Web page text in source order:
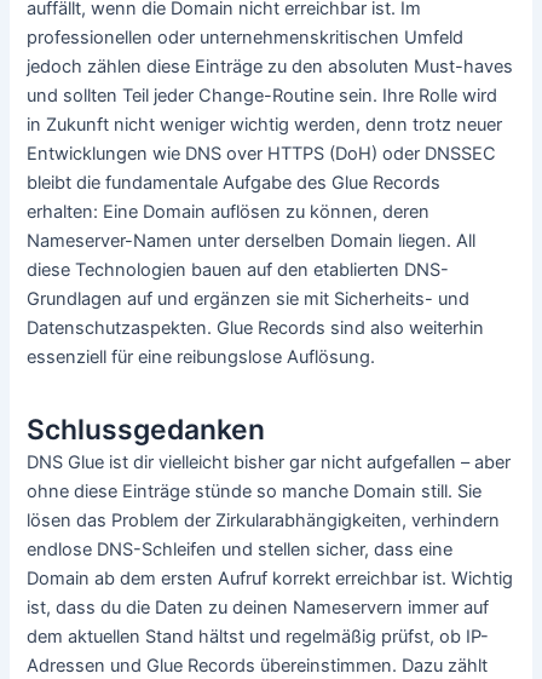
auffällt, wenn die Domain nicht erreichbar ist. Im
professionellen oder unternehmenskritischen Umfeld
jedoch zählen diese Einträge zu den absoluten Must-haves
und sollten Teil jeder Change-Routine sein. Ihre Rolle wird
in Zukunft nicht weniger wichtig werden, denn trotz neuer
Entwicklungen wie DNS over HTTPS (DoH) oder DNSSEC
bleibt die fundamentale Aufgabe des Glue Records
erhalten: Eine Domain auflösen zu können, deren
Nameserver-Namen unter derselben Domain liegen. All
diese Technologien bauen auf den etablierten DNS-
Grundlagen auf und ergänzen sie mit Sicherheits- und
Datenschutzaspekten. Glue Records sind also weiterhin
essenziell für eine reibungslose Auflösung.
Schlussgedanken
DNS Glue ist dir vielleicht bisher gar nicht aufgefallen – aber
ohne diese Einträge stünde so manche Domain still. Sie
lösen das Problem der Zirkularabhängigkeiten, verhindern
endlose DNS-Schleifen und stellen sicher, dass eine
Domain ab dem ersten Aufruf korrekt erreichbar ist. Wichtig
ist, dass du die Daten zu deinen Nameservern immer auf
dem aktuellen Stand hältst und regelmäßig prüfst, ob IP-
Adressen und Glue Records übereinstimmen. Dazu zählt